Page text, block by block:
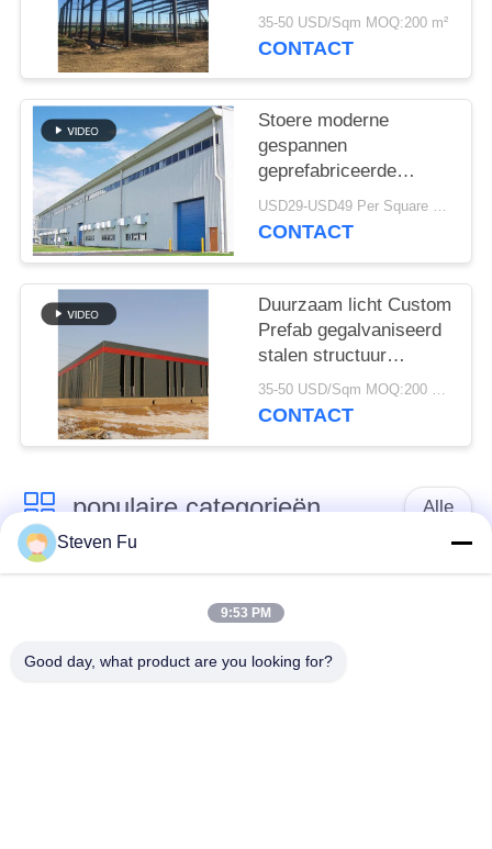
cementfabrieken
35-50 USD/Sqm MOQ:200 m²
CONTACT
Stoere moderne
gespannen
geprefabriceerde
industriële
staalstructuur
USD29-USD49 Per Square Meter MOQ:200 vierkante meter
CONTACT
Duurzaam licht Custom
Prefab gegalvaniseerd
stalen structuur
magazijn voor opslag 35-50 USD/Sqm MOQ:200 vierkante meter
CONTACT
populaire categorieën Alle
stalen structuur
De Workshop van de
staalstructuur
de bouw van de
De vervaardiging van
Steven Fu
9:53 PM
Good day, what product are you looking for?